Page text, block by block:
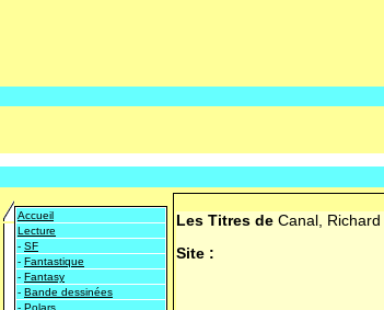
Accueil
Lecture
- SF
- Fantastique
- Fantasy
- Bande dessinées
- Polars
Les Titres de Canal, Richard
Site :